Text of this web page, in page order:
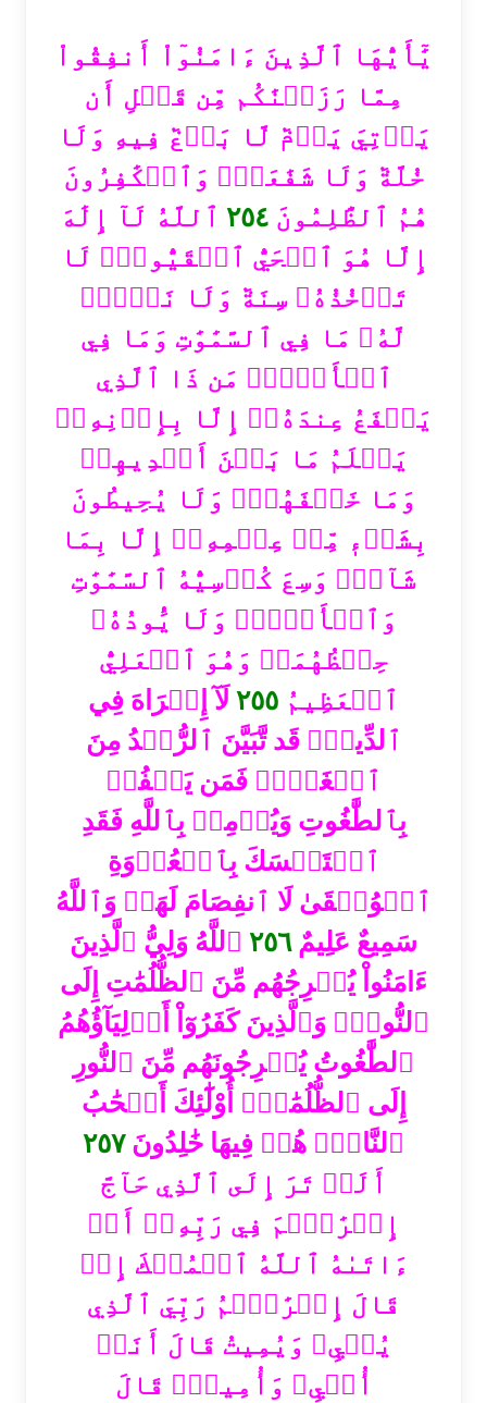
يَٰٓأَيُّهَا ٱلَّذِينَ ءَامَنُوٓاْ أَنفِقُواْ
مِمَّا رَزَقۡنَٰكُم مِّن قَبۡلِ أَن
يَأۡتِيَ يَوۡمٞ لَّا بَيۡعٞ فِيهِ وَلَا
خُلَّةٞ وَلَا شَفَٰعَةٞۗ وَٱلۡكَٰفِرُونَ
هُمُ ٱلظَّٰلِمُونَ٢٥٤ ٱللَّهُ لَآ إِلَٰهَ
إِلَّا هُوَ ٱلۡحَيُّ ٱلۡقَيُّومُۚ لَا
تَأۡخُذُهُۥ سِنَةٞ وَلَا نَوۡمٞۚ
لَّهُۥ مَا فِي ٱلسَّمَٰوَٰتِ وَمَا فِي
ٱلۡأَرۡضِۗ مَن ذَا ٱلَّذِي
يَشۡفَعُ عِندَهُۥٓ إِلَّا بِإِذۡنِهِۦۚ
يَعۡلَمُ مَا بَيۡنَ أَيۡدِيهِمۡ
وَمَا خَلۡفَهُمۡۖ وَلَا يُحِيطُونَ
بِشَيۡءٖ مِّنۡ عِلۡمِهِۦٓ إِلَّا بِمَا
شَآءَۚ وَسِعَ كُرۡسِيُّهُ ٱلسَّمَٰوَٰتِ
وَٱلۡأَرۡضَۖ وَلَا يَ‍ُٔودُهُۥ
حِفۡظُهُمَاۚ وَهُوَ ٱلۡعَلِيُّ
ٱلۡعَظِيمُ ٢٥٥ لَآ إِكۡرَاهَ فِي
ٱلدِّينِۖ قَد تَّبَيَّنَ ٱلرُّشۡدُ مِنَ
ٱلۡغَيِّۚ فَمَن يَكۡفُرۡ
بِٱلطَّٰغُوتِ وَيُؤۡمِنۢ بِٱللَّهِ فَقَدِ
ٱسۡتَمۡسَكَ بِٱلۡعُرۡوَةِ
ٱلۡوُثۡقَىٰ لَا ٱنفِصَامَ لَهَاۗ وَٱللَّهُ
سَمِيعٌ عَلِيمٌ٢٥٦ ٱللَّهُ وَلِيُّ ٱلَّذِينَ
ءَامَنُواْ يُخۡرِجُهُم مِّنَ ٱلظُّلُمَٰتِ إِلَى
ٱلنُّورِۖ وَٱلَّذِينَ كَفَرُوٓاْ أَوۡلِيَآؤُهُمُ
ٱلطَّٰغُوتُ يُخۡرِجُونَهُم مِّنَ ٱلنُّورِ
إِلَى ٱلظُّلُمَٰتِۗ أُوْلَٰٓئِكَ أَصۡحَٰبُ
ٱلنَّارِۖ هُمۡ فِيهَا خَٰلِدُونَ٢٥٧
أَلَمۡ تَرَ إِلَى ٱلَّذِي حَآجَّ
إِبۡرَٰهِ‍ۧمَ فِي رَبِّهِۦٓ أَنۡ
ءَاتَىٰهُ ٱللَّهُ ٱلۡمُلۡكَ إِذۡ
قَالَ إِبۡرَٰهِ‍ۧمُ رَبِّيَ ٱلَّذِي
يُحۡيِۦ وَيُمِيتُ قَالَ أَنَا۠
أُحۡيِۦ وَأُمِيتُۖ قَالَ